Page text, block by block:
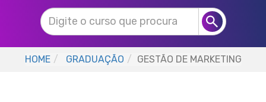
HOME GRADUAÇÃO GESTÃO DE MARKETING